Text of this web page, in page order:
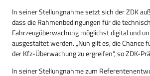
In seiner Stellungnahme setzt sich der ZDK
dass die Rahmenbedingungen für die
Fahrzeugüberwachung möglichst digital und
ausgestaltet werden. „Nun gilt es, die Chance
der Kfz-Überwachung zu ergreifen“, so ZDK-
In seiner Stellungnahme zum